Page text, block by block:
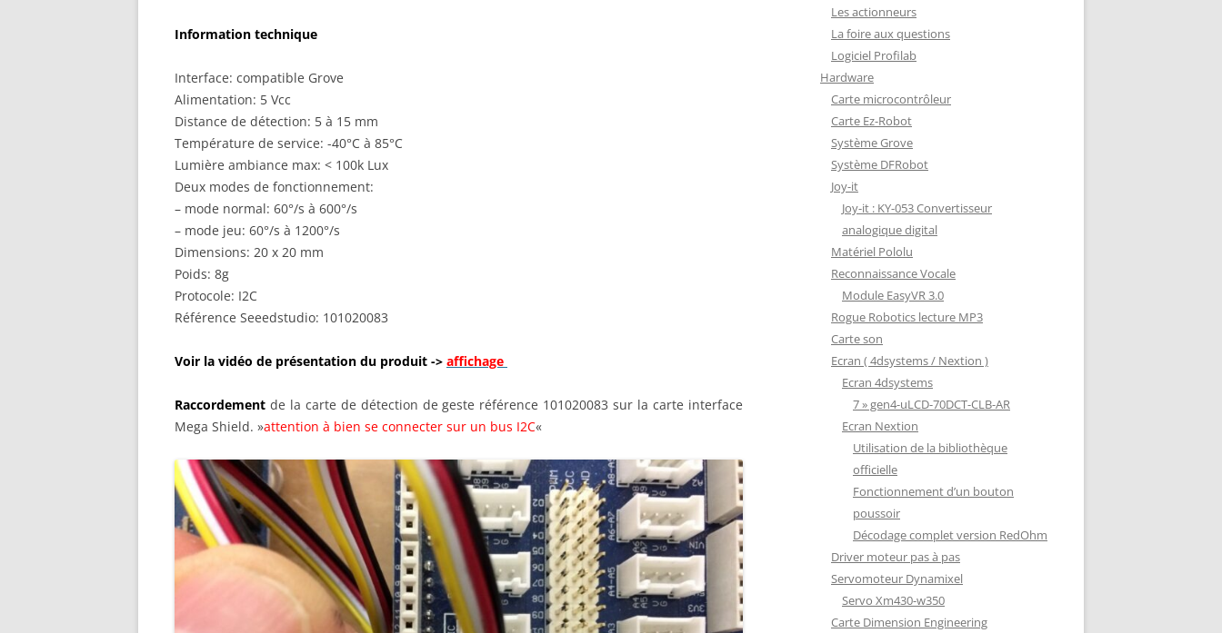
Information technique
Interface: compatible Grove
Alimentation: 5 Vcc
Distance de détection: 5 à 15 mm
Température de service: -40°C à 85°C
Lumière ambiance max: < 100k Lux
Deux modes de fonctionnement:
– mode normal: 60°/s à 600°/s
– mode jeu: 60°/s à 1200°/s
Dimensions: 20 x 20 mm
Poids: 8g
Protocole: I2C
Référence Seeedstudio: 101020083
Voir la vidéo de présentation du produit -> affichage
Raccordement de la carte de détection de geste référence 101020083 sur la carte interface
Mega Shield. »attention à bien se connecter sur un bus I2C«
Les actionneurs
La foire aux questions
Logiciel Profilab
Hardware
Carte microcontrôleur
Carte Ez-Robot
Système Grove
Système DFRobot
Joy-it
Joy-it : KY-053 Convertisseur
analogique digital
Matériel Pololu
Reconnaissance Vocale
Module EasyVR 3.0
Rogue Robotics lecture MP3
Carte son
Ecran ( 4dsystems / Nextion )
Ecran 4dsystems
7 » gen4-uLCD-70DCT-CLB-AR
Ecran Nextion
Utilisation de la bibliothèque
officielle
Fonctionnement d’un bouton
poussoir
Décodage complet version RedOhm
Driver moteur pas à pas
Servomoteur Dynamixel
Servo Xm430-w350
Carte Dimension Engineering